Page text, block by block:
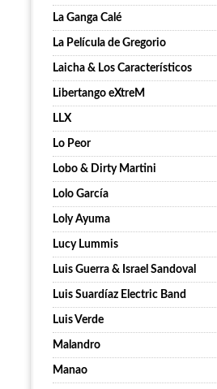
La Ganga Calé
La Película de Gregorio
Laicha & Los Característicos
Libertango eXtreM
LLX
Lo Peor
Lobo & Dirty Martini
Lolo García
Loly Ayuma
Lucy Lummis
Luis Guerra & Israel Sandoval
Luis Suardíaz Electric Band
Luis Verde
Malandro
Manao